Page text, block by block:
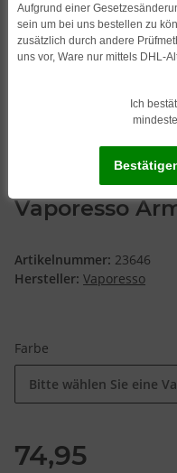
Vaporesso
Artikelnummer: 23646
Hersteller: Vaporesso
Farbe
Bitte wählen Sie eine
74,95
Aufgrund einer
sein um bei uns bestellen zu
zusätzlich durch andere
uns vor, Ware nur mittels DHL-
Ich